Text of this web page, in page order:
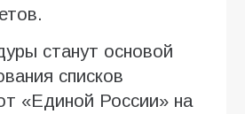
станут основой
списков
«Единой России» на